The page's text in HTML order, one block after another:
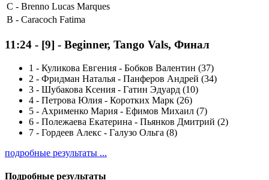
C - Brenno Lucas Marques
B - Caracoch Fatima
11:24 - [9] - Beginner, Tango Vals, Финал
1 - Куликова Евгения - Бобков Валентин (37)
2 - Фридман Наталья - Панферов Андрей (34)
3 - Шубакова Ксения - Гатин Эдуард (10)
4 - Петрова Юлия - Коротких Марк (26)
5 - Ахрименко Мария - Ефимов Михаил (7)
6 - Полежаева Екатерина - Пьянков Дмитрий (2)
7 - Гордеев Алекс - Галузо Ольга (8)
подробные результаты ...
Подробные результаты